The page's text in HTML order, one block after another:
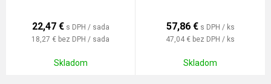
22,47 € s DPH / sada
18,27 € bez DPH / sada
Skladom
57,86 € s DPH / ks
47,04 € bez DPH / ks
Skladom